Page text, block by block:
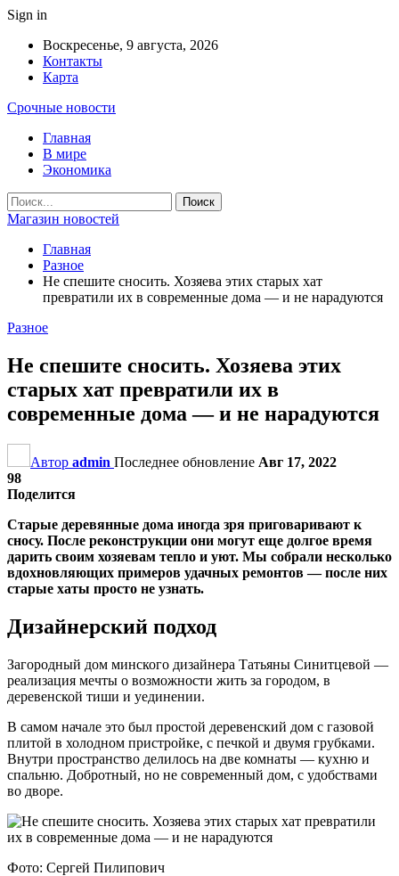
Sign in
Воскресенье, 9 августа, 2026
Контакты
Карта
Срочные новости
Главная
В мире
Экономика
Магазин новостей
Главная
Разное
Не спешите сносить. Хозяева этих старых хат
превратили их в современные дома — и не нарадуются
Разное
Не спешите сносить. Хозяева этих
старых хат превратили их в
современные дома — и не нарадуются
Автор admin Последнее обновление Авг 17, 2022
98
Поделится
Старые деревянные дома иногда зря приговаривают к
сносу. После реконструкции они могут еще долгое время
дарить своим хозяевам тепло и уют. Мы собрали несколько
вдохновляющих примеров удачных ремонтов — после них
старые хаты просто не узнать.
Дизайнерский подход
Загородный дом минского дизайнера Татьяны Синитцевой —
реализация мечты о возможности жить за городом, в
деревенской тиши и уединении.
В самом начале это был простой деревенский дом с газовой
плитой в холодном пристройке, с печкой и двумя грубками.
Внутри пространство делилось на две комнаты — кухню и
спальню. Добротный, но не современный дом, с удобствами
во дворе.
Фото: Сергей Пилипович